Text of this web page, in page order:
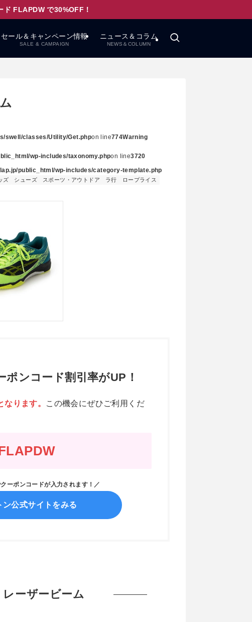
ド FLAPDW で30%OFF！
セール＆キャンペーン情報
SALE & CAMPAIGN
ニュース＆コラム
NEWS＆COLUMN
swell/classes/Utility/Get.phpon line774Warning
wp-includes/taxonomy.phpon line3720
public_html/wp-includes/category-template.php
ズ シューズ スポーツ・アウトドア ラ行 ロープライス
ンコード割引率がUP！
ります。
この機会にぜひご利用くだ
ーポンコードが入力されます！／
公式サイトをみる
ーザービーム